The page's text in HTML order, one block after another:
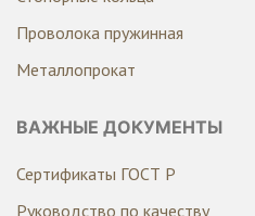
Проволока пружинная
Металлопрокат
ВАЖНЫЕ ДОКУМЕНТЫ
Сертификаты ГОСТ Р
Руководство по качеству